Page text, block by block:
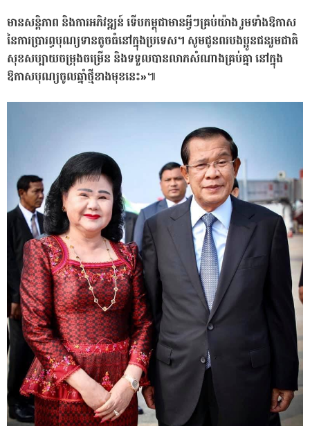
មានសន្តិភាព និងការអភិវឌ្ឍន៍ ទើបកម្ពុជាមានអ្វីៗគ្រប់យ៉ាង រួមទាំងឱកាស
នៃការប្រារព្ធបុណ្យទានតូចធំនៅក្នុងប្រទេស។ សូមជូនពរបងប្អូនជនរួមជាតិ
សុខសប្បាយចម្រុងចម្រើន និងទទួលបានលាភសំណាងគ្រប់គ្នា នៅក្នុង
ឱកាសបុណ្យចូលឆ្នាំថ្មីខាងមុខនេះ»៕